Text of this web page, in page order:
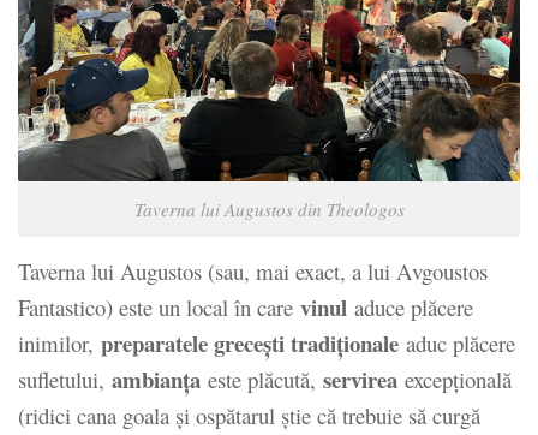
Taverna lui Augustos din Theologos
Taverna lui Augustos (sau, mai exact, a lui Avgoustos
Fantastico) este un local în care vinul aduce plăcere
inimilor, preparatele grecești tradiționale aduc plăcere
sufletului, ambianța este plăcută, servirea excepțională
(ridici cana goala și ospătarul știe că trebuie să curgă